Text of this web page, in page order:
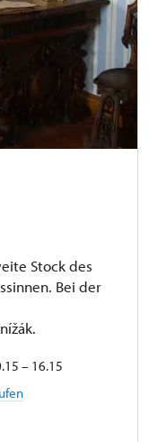
Stock des
Bei der
– 16.15